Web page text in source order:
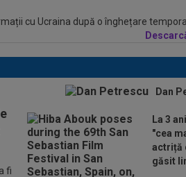
cu Ucraina după o înghețare
fi
Dan
La 3
"cea
actriță
găsit